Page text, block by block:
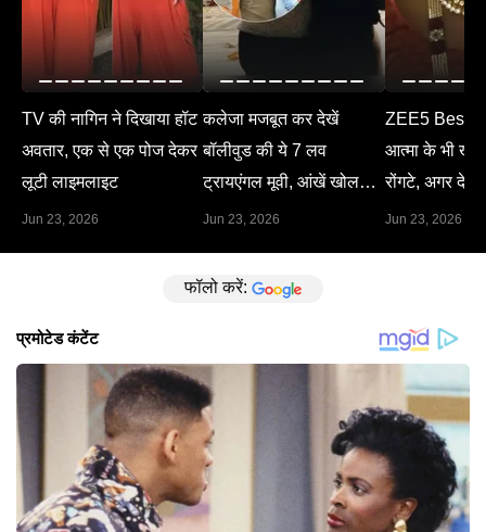
TV की नागिन ने दिखाया हॉट
अवतार, एक से एक पोज देकर
लूटी लाइमलाइट
Jun 23, 2026
कलेजा मजबूत कर देखें
बॉलीवुड की ये 7 लव
ट्रायएंगल मूवी, आंखें खोल
देगा हर सीन
Jun 23, 2026
ZEE5 Best
आत्मा के भी खड़े
रोंगटे, अगर देख
Jun 23, 2026
फॉलो करें: